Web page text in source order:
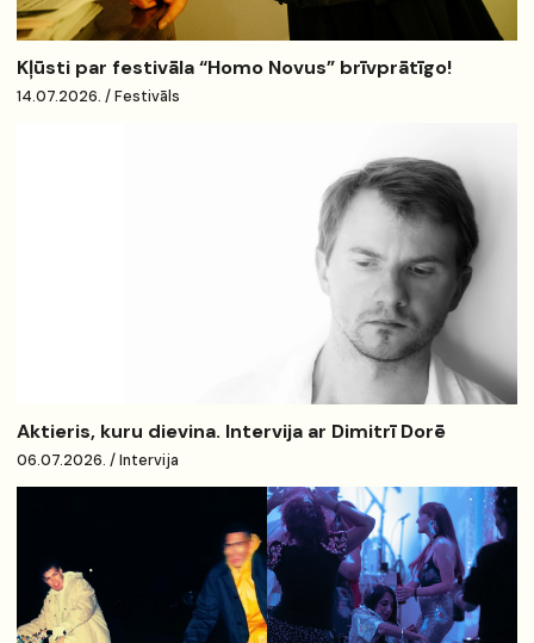
Kļūsti par festivāla “Homo Novus” brīvprātīgo!
14.07.2026. / Festivāls
Aktieris, kuru dievina. Intervija ar Dimitrī Dorē
06.07.2026. / Intervija